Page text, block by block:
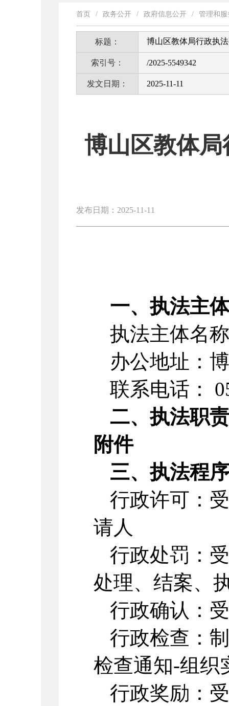
首页 / 政务公开 / 政府信息公开 / 管理和
标题： 博山区教体局行政执
索引号： /2025-5549342
发文日期： 2025-11-11
博山区教体
发布日期：2025-11-11
一、执法主体
执法主体名
办公地址：
联系电话：
二、执法职
附件
三、执法程
行政许可：
请人
行政处罚：
处理、结案、
行政确认：
行政检查：
检查通知-组织
行政奖励：